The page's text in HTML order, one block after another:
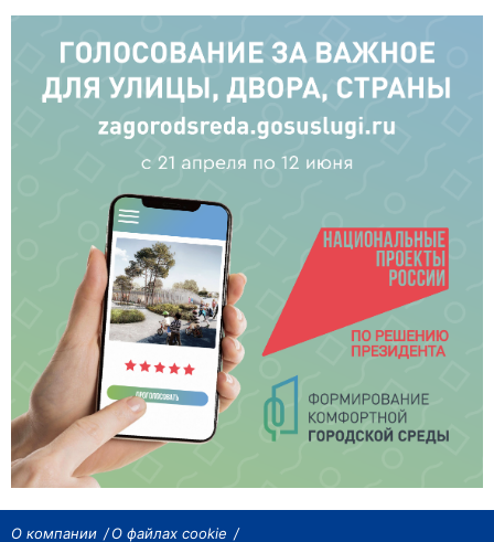
О компании О файлах cookie